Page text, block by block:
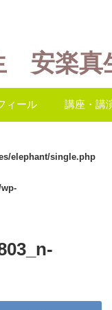
安楽真
ィール 講座・講
elephant/single.php